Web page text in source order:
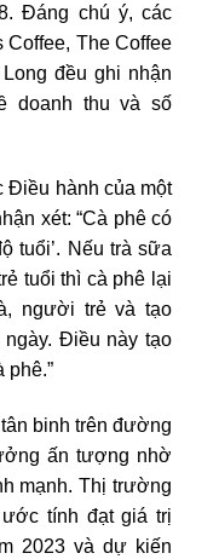
Đáng chú ý, các
The Coffee
đều ghi nhận
doanh thu và số
Điều hành của một
xét: “Cà phê có
tuổi’. Nếu trà sữa
tuổi thì cà phê lại
người trẻ và tạo
ngày. Điều này tạo
phê.”
binh trên đường
ấn tượng nhờ
mạnh. Thị trường
tính đạt giá trị
2023 và dự kiến